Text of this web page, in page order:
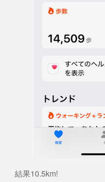
結果10.5km!